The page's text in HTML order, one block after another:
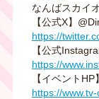
なんばスカイ
【公式X】
https://
【公式
https://
【イベントHP】
https://